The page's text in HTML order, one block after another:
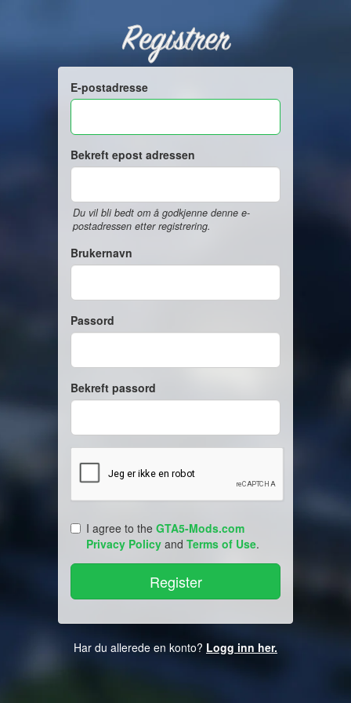
Registrer
E-postadresse
Bekreft epost adressen
Du vil bli bedt om å godkjenne denne e-
postadressen etter registrering.
Brukernavn
Passord
Bekreft passord
I agree to the GTA5-Mods.com
Privacy Policy and Terms of Use.
Har du allerede en konto? Logg inn her.